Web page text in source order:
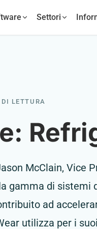
Settori
LETTURA
McClain, Vice
gamma di sistemi
ad
utilizza per i